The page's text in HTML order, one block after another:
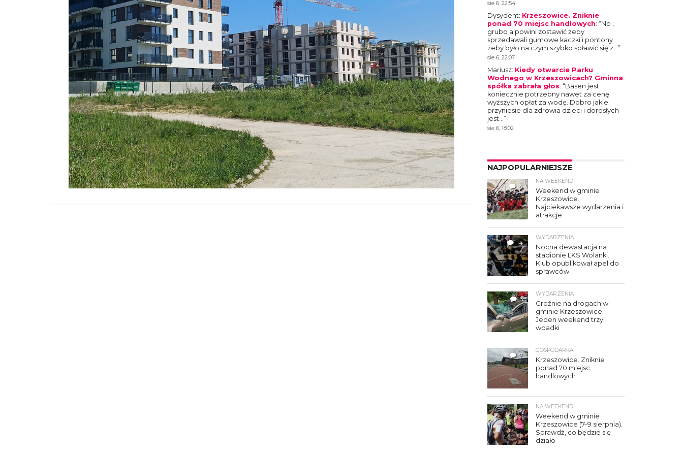
sie 6, 22:54
Dysydent: Krzeszowice. Zniknie
ponad 70 miejsc handlowych: “No ,
grubo a powini zostawić żeby
sprzedawali gumowe kaczki i pontony
żeby było na czym szybko spławić się z…”
sie 6, 22:07
Mariusz: Kiedy otwarcie Parku
Wodnego w Krzeszowicach? Gminna
spółka zabrała głos: “Basen jest
koniecznie potrzebny nawet za cenę
wyższych opłat za wodę. Dobro jakie
przyniesie dla zdrowia dzieci i dorosłych
jest…”
sie 6, 18:02
NAJPOPULARNIEJSZE
4
NA WEEKEND
Weekend w gminie
Krzeszowice.
Najciekawsze wydarzenia i
atrakcje
14
WYDARZENIA
Nocna dewastacja na
stadionie LKS Wolanki.
Klub opublikował apel do
sprawców
3
WYDARZENIA
Groźnie na drogach w
gminie Krzeszowice.
Jeden weekend trzy
wpadki
7
GOSPODARKA
Krzeszowice. Zniknie
ponad 70 miejsc
handlowych
NA WEEKEND
Weekend w gminie
Krzeszowice (7–9 sierpnia).
Sprawdź, co będzie się
działo